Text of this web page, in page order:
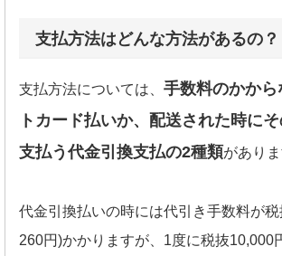
支払方法はどんな方法があるの？
支払方法については、 手数料のかから
トカード払いか、配送された時に
支払う代金引換支払の2種類がありま
代金引換払いの時には代引き手数料が
260円)かかりますが、1度に税抜10,000